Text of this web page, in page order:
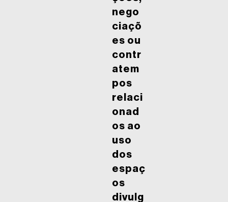
nego
ciaçõ
es ou
contr
atem
pos
relaci
onad
os ao
uso
dos
espaç
os
divulg